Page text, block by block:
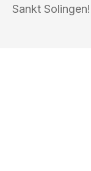
Sankt Solingen!